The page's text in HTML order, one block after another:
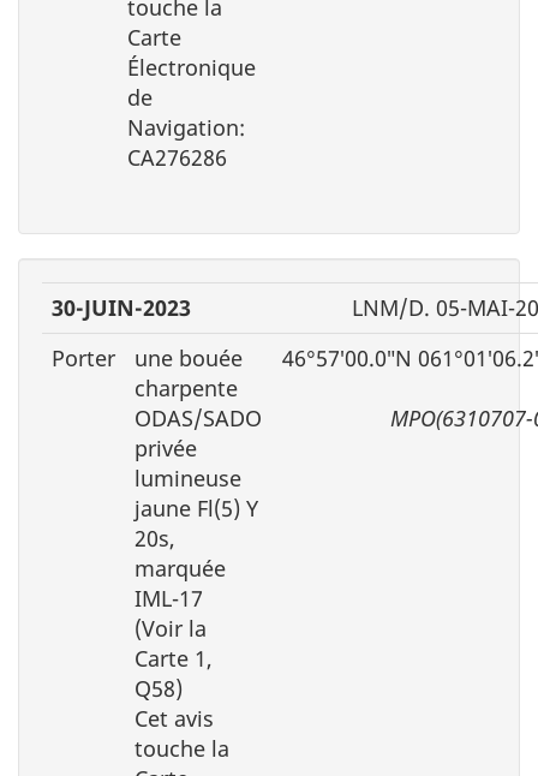
touche la
Carte
Électronique
de
Navigation:
CA276286
30-JUIN-2023
LNM/D. 05-MAI-
Porter
une bouée
charpente
ODAS/SADO
privée
lumineuse
jaune Fl(5) Y
20s,
marquée
IML-17
(Voir la
Carte 1,
Q58)
Cet avis
touche la
46°57′00.0″N